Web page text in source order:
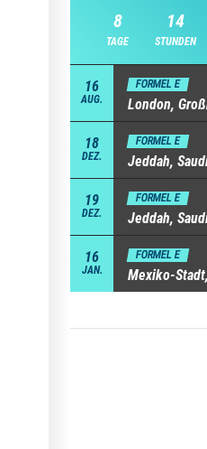
8
TAGE
14
STUNDEN
16
AUG.
FORMEL E
London,
18
DEZ.
FORMEL E
Jeddah,
19
DEZ.
FORMEL E
Jeddah,
16
JAN.
FORMEL E
Mexiko-